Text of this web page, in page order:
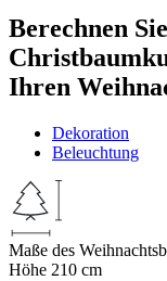
Berechnen
Ihren
Dekoration
Beleuchtung
Maße des
Höhe 210 cm